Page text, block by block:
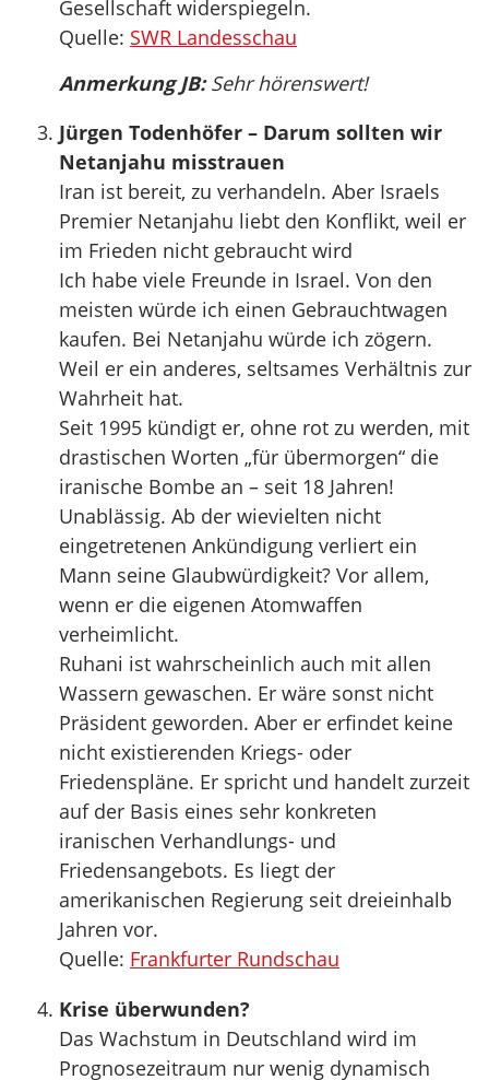
Gesellschaft widerspiegeln.
Quelle: SWR Landesschau
Anmerkung JB:Sehr hörenswert!
Jürgen Todenhöfer – Darum sollten wir
Netanjahu misstrauen
Iran ist bereit, zu verhandeln. Aber Israels
Premier Netanjahu liebt den Konflikt, weil er
im Frieden nicht gebraucht wird
Ich habe viele Freunde in Israel. Von den
meisten würde ich einen Gebrauchtwagen
kaufen. Bei Netanjahu würde ich zögern.
Weil er ein anderes, seltsames Verhältnis zur
Wahrheit hat.
Seit 1995 kündigt er, ohne rot zu werden, mit
drastischen Worten „für übermorgen“ die
iranische Bombe an – seit 18 Jahren!
Unablässig. Ab der wievielten nicht
eingetretenen Ankündigung verliert ein
Mann seine Glaubwürdigkeit? Vor allem,
wenn er die eigenen Atomwaffen
verheimlicht.
Ruhani ist wahrscheinlich auch mit allen
Wassern gewaschen. Er wäre sonst nicht
Präsident geworden. Aber er erfindet keine
nicht existierenden Kriegs- oder
Friedenspläne. Er spricht und handelt zurzeit
auf der Basis eines sehr konkreten
iranischen Verhandlungs- und
Friedensangebots. Es liegt der
amerikanischen Regierung seit dreieinhalb
Jahren vor.
Quelle: Frankfurter Rundschau
Krise überwunden?
Das Wachstum in Deutschland wird im
Prognosezeitraum nur wenig dynamisch